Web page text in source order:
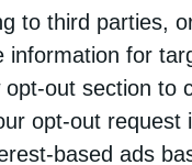
to third parties,
information for
out section to
opt-out request
based ads
και απλότητα.
Εφραίμ της